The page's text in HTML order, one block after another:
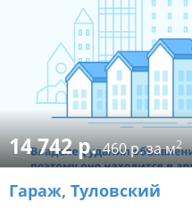
14 742 р.460 р. за м2
Гараж, Туловский